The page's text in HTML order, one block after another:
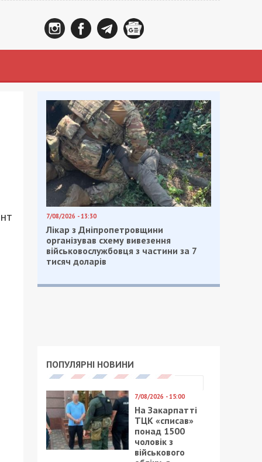
7/08/2026 - 13:30
Лікар з Дніпропетровщини
організував схему вивезення
військовослужбовця з частини за 7
тисяч доларів
ПОПУЛЯРНІ НОВИНИ
7/08/2026 - 15:00
На Закарпатті
ТЦК «списав»
понад 1500
чоловік з
військового